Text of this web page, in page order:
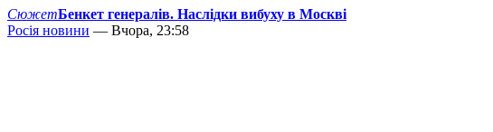
СюжетБенкет генералів. Наслідки вибуху в Москві
Росія новини — Вчора, 23:58